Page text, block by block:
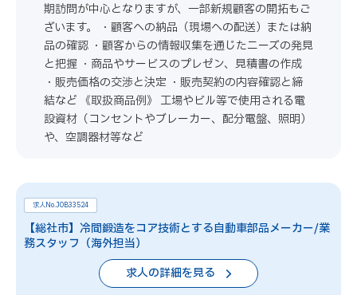
期訪問が中心となりますが、一部新規顧客の開拓もご
ざいます。 ・顧客への納品（現場への配送）または納
品の確認 ・顧客からの情報収集を通じたニーズの発見
と把握 ・商品やサービスのプレゼン、見積書の作成
・販売価格の交渉と決定 ・販売契約の内容確認と締
結など 《取扱商品例》 工場やビル等で使用される電
設資材（コンセントやブレーカー、配分電盤、照明）
や、空調器材等など
求人No.JOB33524
【総社市】冷間鍛造をコア技術とする自動車部品メーカー/業
務スタッフ（海外担当）
求人の詳細を見る